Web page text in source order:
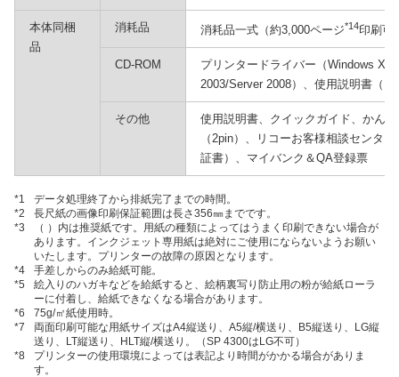
本体同梱
品
消耗品 消耗品一式（約3,000ページ*14印刷可
CD-ROM
プリンタードライバー（Windows
2003/Server 2008）、使用説明書（
その他
使用説明書、クイックガイド、かん
（2pin）、リコーお客様相談センタ
証書）、マイバンク＆QA登録票
*1
データ処理終了から排紙完了までの時間。
*2
長尺紙の画像印刷保証範囲は長さ356㎜までです。
*3
（ ）内は推奨紙です。用紙の種類によってはうまく印刷できない場合が
あります。インクジェット専用紙は絶対にご使用にならないようお願い
いたします。プリンターの故障の原因となります。
*4
手差しからのみ給紙可能。
*5
絵入りのハガキなどを給紙すると、絵柄裏写り防止用の粉が給紙ローラ
ーに付着し、給紙できなくなる場合があります。
*6
75g/㎡紙使用時。
*7
両面印刷可能な用紙サイズはA4縦送り、A5縦/横送り、B5縦送り、LG縦
送り、LT縦送り、HLT縦/横送り。（SP 4300はLG不可）
*8
プリンターの使用環境によっては表記より時間がかかる場合がありま
す。